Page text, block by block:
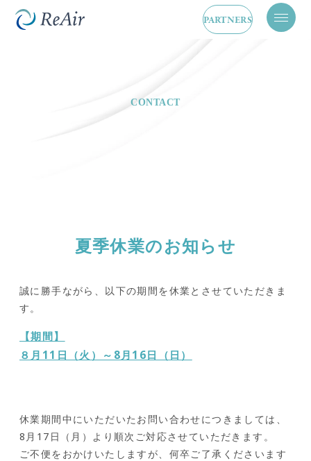
PARTNERS
メ
ニ
CONTACT
夏季休業のお知らせ
誠に勝手ながら、以下の期間を休業とさせていただきま
す。
【期間】
８月11日（火）～8月16日（日）
休業期間中にいただいたお問い合わせにつきましては、
8月17日（月）より順次ご対応させていただきます。
ご不便をおかけいたしますが、何卒ご了承くださいます